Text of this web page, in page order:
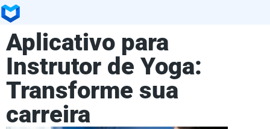
Aplicativo para
Instrutor de Yoga:
Transforme sua
carreira